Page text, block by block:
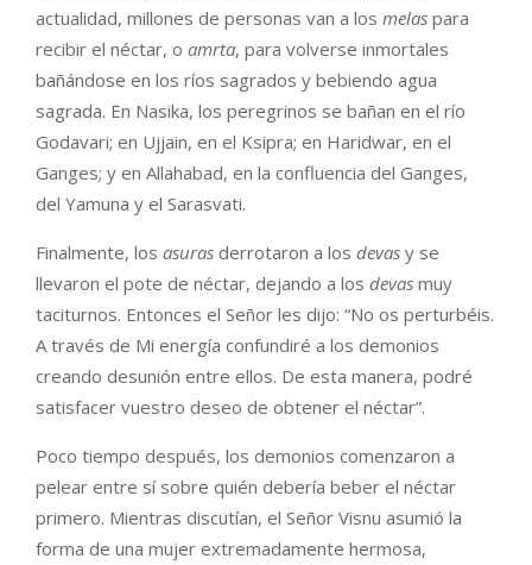
actualidad, millones de personas van a los melas para
recibir el néctar, o amrta, para volverse inmortales
bañándose en los ríos sagrados y bebiendo agua
sagrada. En Nasika, los peregrinos se bañan en el río
Godavari; en Ujjain, en el Ksipra; en Haridwar, en el
Ganges; y en Allahabad, en la confluencia del Ganges,
del Yamuna y el Sarasvati.
Finalmente, los asuras derrotaron a los devas y se
llevaron el pote de néctar, dejando a los devas muy
taciturnos. Entonces el Señor les dijo: “No os perturbéis.
A través de Mi energía confundiré a los demonios
creando desunión entre ellos. De esta manera, podré
satisfacer vuestro deseo de obtener el néctar”.
Poco tiempo después, los demonios comenzaron a
pelear entre sí sobre quién debería beber el néctar
primero. Mientras discutían, el Señor Visnu asumió la
forma de una mujer extremadamente hermosa,